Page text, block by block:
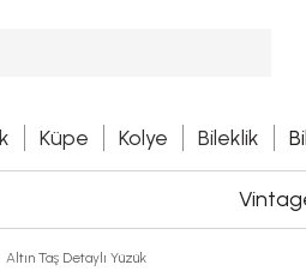
Küpe Kolye Bileklik
Altın Taş Detaylı Yüzük